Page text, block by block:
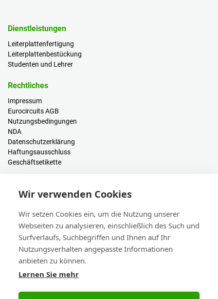
Dienstleistungen
Leiterplattenfertigung
Leiterplattenbestückung
Studenten und Lehrer
Rechtliches
Impressum
Eurocircuits AGB
Nutzungsbedingungen
NDA
Datenschutzerklärung
Haftungsausschluss
Geschäftsetikette
PCB Kalkulator
Hilfe & Wissen
Blogs
Events
Kontakt
Vertrieb & Kundendienst
Wir verwenden Cookies
Wir setzen Cookies ein, um die Nutzung unserer
Webseiten zu analysieren, einschließlich des Such und
Surfverlaufs, Suchbegriffen und Ihnen auf Ihr
Nutzungsverhalten angepasste Informationen
anbieten zu können.
Lernen Sie mehr